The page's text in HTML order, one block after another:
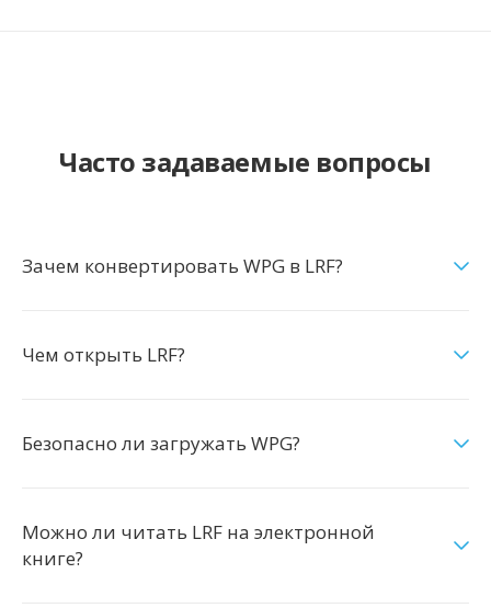
Часто задаваемые вопросы
Зачем конвертировать WPG в LRF?
Чем открыть LRF?
Безопасно ли загружать WPG?
Можно ли читать LRF на электронной
книге?